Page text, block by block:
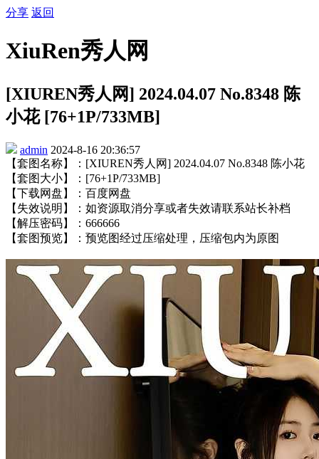
分享 返回
XiuRen秀人网
[XIUREN秀人网] 2024.04.07 No.8348 陈
小花 [76+1P/733MB]
admin 2024-8-16 20:36:57
【套图名称】：[XIUREN秀人网] 2024.04.07 No.8348 陈小花
【套图大小】：[76+1P/733MB]
【下载网盘】：百度网盘
【失效说明】：如资源取消分享或者失效请联系站长补档
【解压密码】：666666
【套图预览】：预览图经过压缩处理，压缩包内为原图